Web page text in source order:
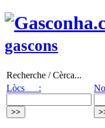
gascons
Recherche / Cèrca...
Lòcs :